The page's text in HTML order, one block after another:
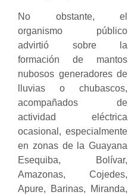
No obstante, el
organismo público
advirtió sobre la
formación de mantos
nubosos generadores de
lluvias o chubascos,
acompañados de
actividad eléctrica
ocasional, especialmente
en zonas de la Guayana
Esequiba, Bolívar,
Amazonas, Cojedes,
Apure, Barinas, Miranda,